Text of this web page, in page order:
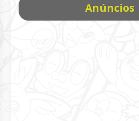
Anúncios